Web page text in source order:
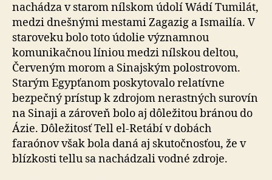
nachádza v starom nílskom údolí Wádí Tumilát,
medzi dnešnými mestami Zagazig a Ismailía. V
staroveku bolo toto údolie významnou
komunikačnou líniou medzi nílskou deltou,
Červeným morom a Sinajským polostrovom.
Starým Egypťanom poskytovalo relatívne
bezpečný prístup k zdrojom nerastných surovín
na Sinaji a zároveň bolo aj dôležitou bránou do
Ázie. Dôležitosť Tell el-Retábí v dobách
faraónov však bola daná aj skutočnosťou, že v
blízkosti tellu sa nachádzali vodné zdroje.